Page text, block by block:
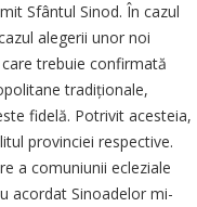
Sfântul Sinod. În cazul
alegerii unor noi
trebuie confirmată
tradiționale,
fidelă. Potrivit acesteia,
provinciei respective.
a comuniunii ecleziale
acordat Sinoadelor mi­